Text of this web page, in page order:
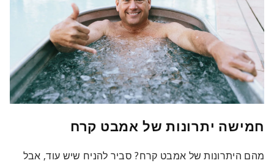
חמישה יתרונות של אמבט קרח
מהם היתרונות של אמבט קרח? סביר להניח שיש עוד, אבל